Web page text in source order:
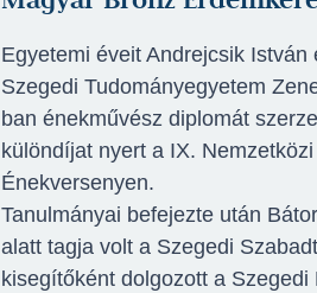
Egyetemi éveit Andrejcsik
Szegedi Tudományegyetem
ban énekművész diplomát
különdíjat nyert a IX.
Énekversenyen.
Tanulmányai befejezte után
alatt tagja volt a Szegedi
kisegítőként dolgozott a